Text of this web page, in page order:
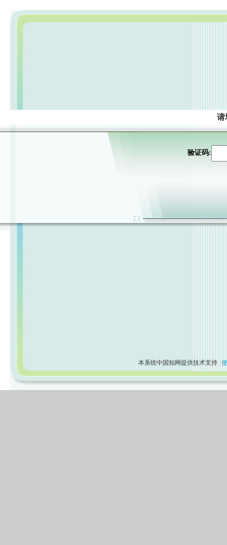
请
验证码:
本系统中国知网提供技术支持